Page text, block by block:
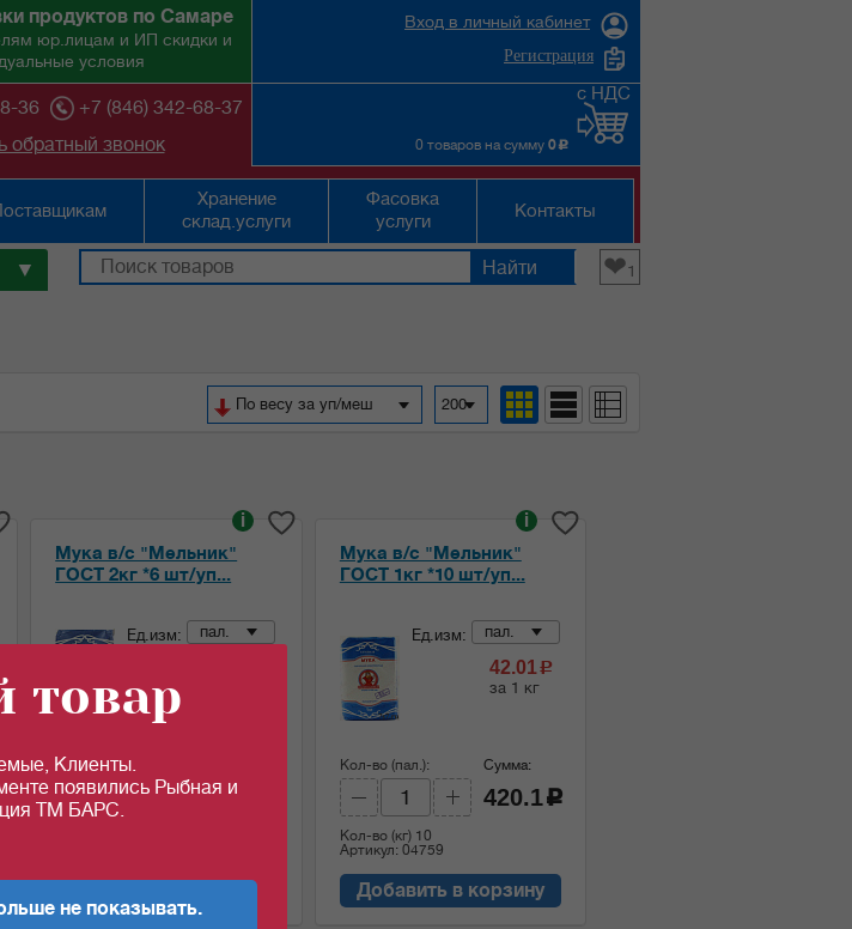
продуктов по Самаре
юр.лицам и ИП скидки и
условия
36
+7 (846) 342-68-37
обратный звонок
Вход в личный кабинет
Регистрация
0 товаров на сумму 0 c
с НДС
Хранение
склад.услуги
Фасовка
услуги
Контакты
▼ ❤1
200
По весу за уп/меш
Мука в/с "Мельник"
ГОСТ 2кг *6 шт/уп...
i
Ед.изм: пал.
Кол-во (пал.):
497.4
Добавить в корзину
Мука в/с "Мельник"
ГОСТ 1кг *10 шт/уп...
i
Ед.изм: пал.
42.01 c
за 1 кг
Кол-во (пал.):
Кол-во (кг) 10
Артикул: 04759
Сумма:
420.1 c
Добавить в корзину
товар
Клиенты.
появились Рыбная и
ТМ БАРС.
не показывать.